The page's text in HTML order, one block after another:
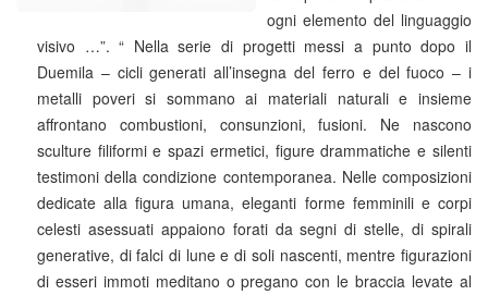
ogni elemento del linguaggio
visivo …”. “ Nella serie di progetti messi a punto dopo il
Duemila – cicli generati all’insegna del ferro e del fuoco – i
metalli poveri si sommano ai materiali naturali e insieme
affrontano combustioni, consunzioni, fusioni. Ne nascono
sculture filiformi e spazi ermetici, figure drammatiche e silenti
testimoni della condizione contemporanea. Nelle composizioni
dedicate alla figura umana, eleganti forme femminili e corpi
celesti asessuati appaiono forati da segni di stelle, di spirali
generative, di falci di lune e di soli nascenti, mentre figurazioni
di esseri immoti meditano o pregano con le braccia levate al